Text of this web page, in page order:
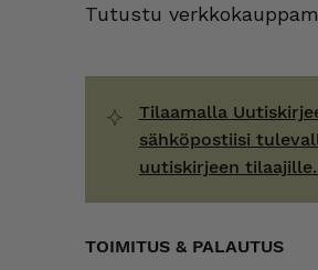
Tutustu
Tilaamalla
sähköpostiisi
uutiskirjeen
TOIMITUS & PALAUTUS